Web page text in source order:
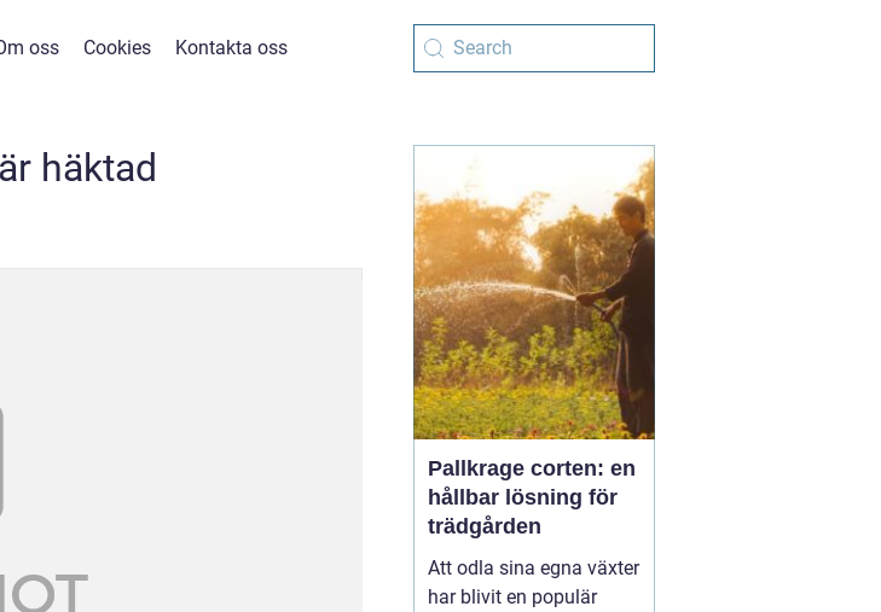
oss Cookies Kontakta oss
häktad
Pallkrage corten: en
hållbar lösning för
trädgården
Att odla sina egna växter
har blivit en populär